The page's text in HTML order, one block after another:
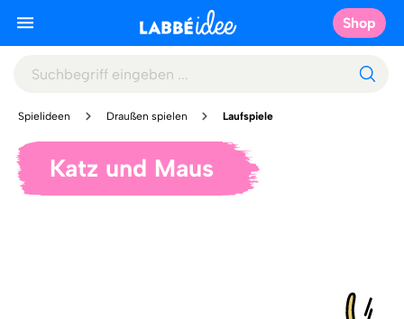
Shop
Spielideen Draußen spielen Laufspiele
Katz und Maus